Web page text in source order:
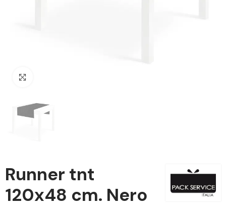
Runner tnt
120x48 cm. Nero